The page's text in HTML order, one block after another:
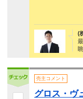
(
売主コメント
グロス・